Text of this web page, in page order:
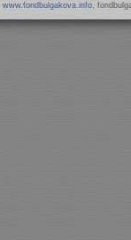
www.fondbulgakova.info,